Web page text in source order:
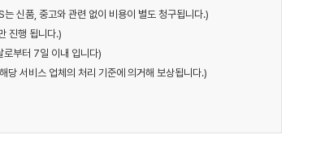
신품, 중고와 관련 없이 비용이 별도 청구됩니다.)
진행 됩니다.)
로부터 7일 이내 입니다)
당 서비스 업체의 처리 기준에 의거해 보상됩니다.)